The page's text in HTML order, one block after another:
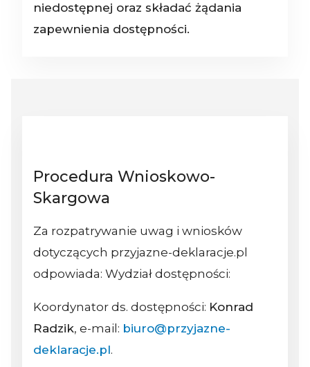
niedostępnej oraz składać żądania
zapewnienia dostępności.
Procedura Wnioskowo-
Skargowa
Za rozpatrywanie uwag i wniosków
dotyczących przyjazne-deklaracje.pl
odpowiada: Wydział dostępności:
Koordynator ds. dostępności: Konrad
Radzik, e-mail: biuro@przyjazne-
deklaracje.pl.